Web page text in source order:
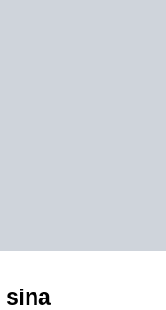
sina